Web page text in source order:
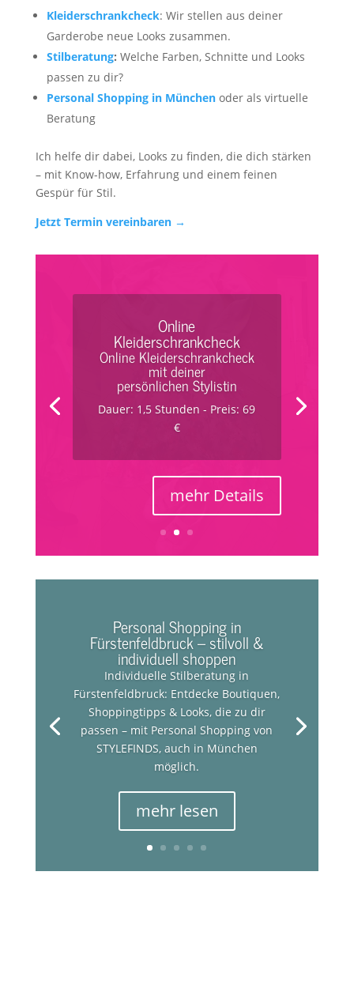
Kleiderschrankcheck: Wir stellen aus deiner
Garderobe neue Looks zusammen.
Stilberatung: Welche Farben, Schnitte und Looks
passen zu dir?
Personal Shopping in Münchenoder als virtuelle
Beratung
Ich helfe dir dabei, Looks zu finden, die dich stärken
– mit Know-how, Erfahrung und einem feinen
Gespür für Stil.
Jetzt Termin vereinbaren →
Kleiderschrankcheck
Kleiderschrankcheck mit
deiner persönlichenStylistin
Dauer: 3 Stunden - Preis: 179
Personal Shopping in
Fürstenfeldbruck – stilvoll &
individuell shoppen
Individuelle Stilberatung in
Fürstenfeldbruck: Entdecke Boutiquen,
Shoppingtipps & Looks, die zu dir
passen – mit Personal Shopping von
STYLEFINDS, auch in München
möglich.
mehr lesen